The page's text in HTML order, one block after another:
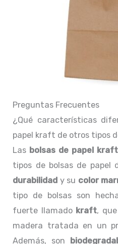
Preguntas Frecuentes
¿Qué características
papel kraft de otros tipos
Las bolsas de papel kraft
tipos de bolsas de papel
durabilidad y su color
tipo de bolsas son
fuerte llamado kraft,
madera tratada en un
Además, son